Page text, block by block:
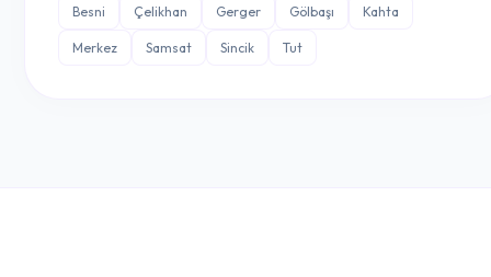
Besni Çelikhan Gerger Gölbaşı Kahta
Merkez Samsat Sincik Tut